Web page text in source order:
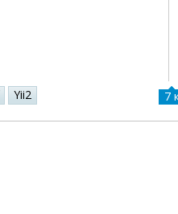
Yii2 7